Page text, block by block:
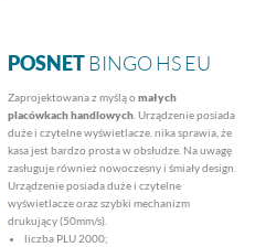
POSNETBINGO HS EU
Zaprojektowana z myślą o małych
placówkach handlowych . Urządzenie posiada
duże i czytelne wyświetlacze. nika sprawia, że
kasa jest bardzo prosta w obsłudze. Na uwagę
zasługuje również nowoczesny i śmiały design.
Urządzenie posiada duże i czytelne
wyświetlacze oraz szybki mechanizm
drukujący (50mm/s).
liczba PLU 2000;